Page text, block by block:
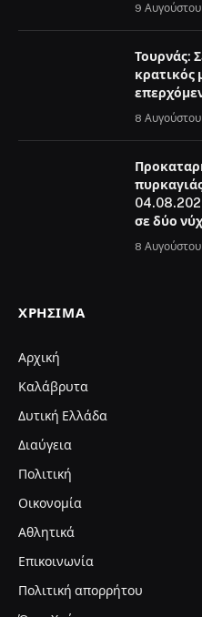
9
Τουρνάς:
κρατικός
8
σε δύο
8
ΧΡΉΣΙΜΑ
Αρχική
Καλάβρυτα
Δυτική Ελλάδα
Διαύγεια
Πολιτική
Οικονομία
Αθλητικά
Επικοινωνία
Πολιτική απορρήτου